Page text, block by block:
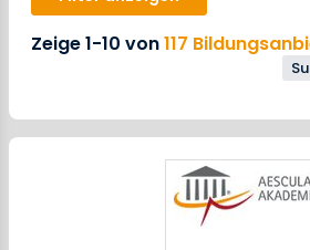
Zeige 1-10 von117